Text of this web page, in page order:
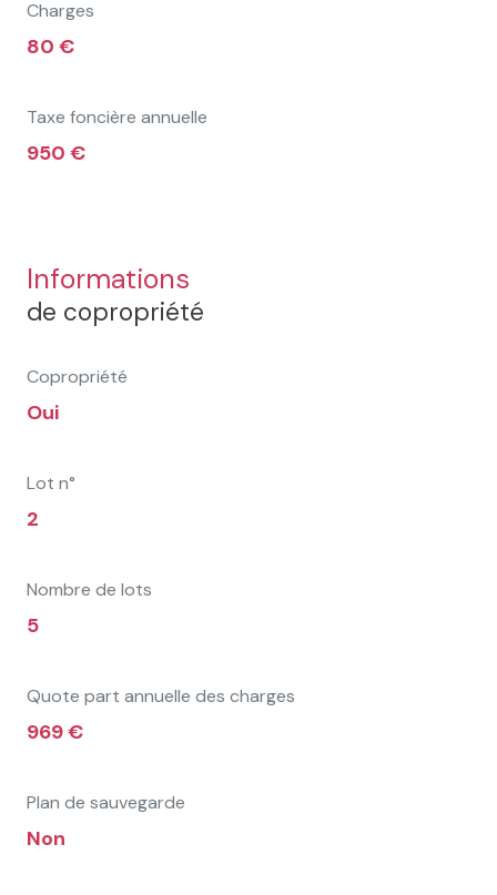
Charges
80 €
Taxe foncière annuelle
950 €
Informations
de copropriété
Copropriété
Oui
Lot n°
2
Nombre de lots
5
Quote part annuelle des charges
969 €
Plan de sauvegarde
Non